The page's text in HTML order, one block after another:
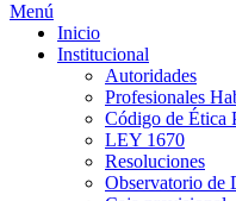
Menú
Inicio
Institucional
Autoridades
Profesionales
Código de Ética
LEY 1670
Resoluciones
Observatorio de